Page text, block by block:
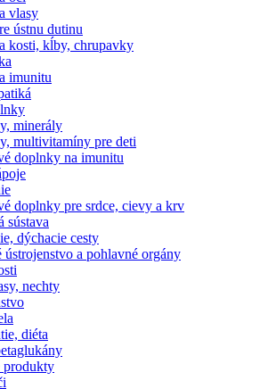
vlasy
ústnu dutinu
kosti, kĺby, chrupavky
imunitu
minerály
multivitamíny pre deti
doplnky na imunitu
doplnky pre srdce, cievy a krv
sústava
dýchacie cesty
ústrojenstvo a pohlavné orgány
nechty
diéta